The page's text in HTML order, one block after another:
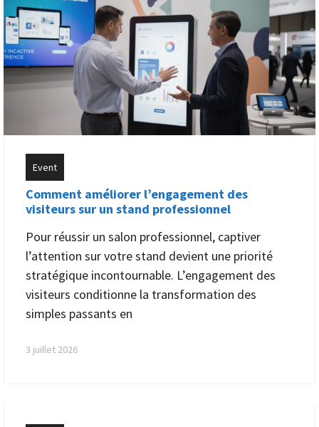
Event
Comment améliorer l’engagement des
visiteurs sur un stand professionnel
Pour réussir un salon professionnel, captiver
l’attention sur votre stand devient une priorité
stratégique incontournable. L’engagement des
visiteurs conditionne la transformation des
simples passants en
3 juillet 2026